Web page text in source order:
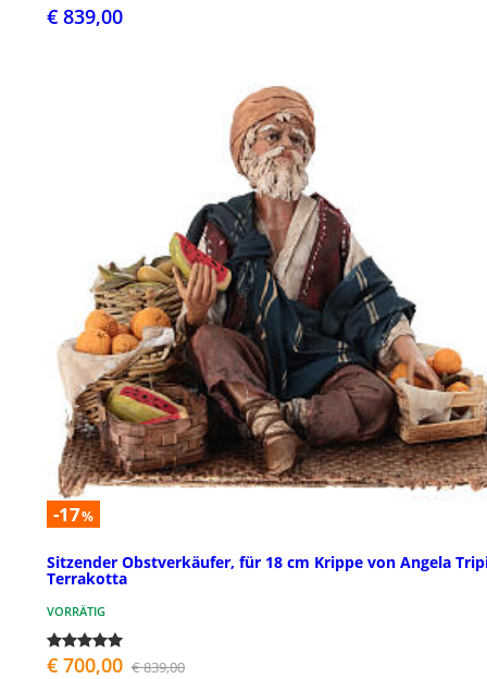
€ 839,00
-17%
Sitzender Obstverkäufer, für 18 cm Krippe von Angela
Terrakotta
VORRÄTIG
€ 700,00 € 839,00